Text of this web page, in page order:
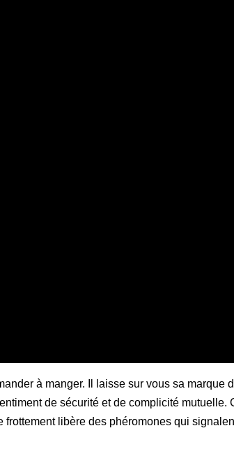
à manger. Il laisse sur vous sa marque
de sécurité et de complicité mutuelle.
libère des phéromones qui